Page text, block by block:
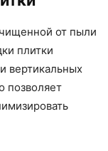
от пыли
плитки
вертикальных
позволяет